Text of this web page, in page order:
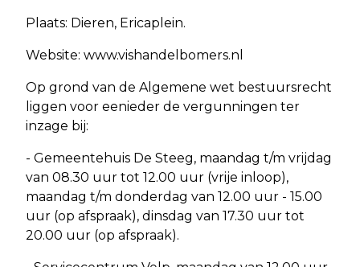
Plaats: Dieren, Ericaplein.
Website: www.vishandelbomers.nl
Op grond van de Algemene wet bestuursrecht
liggen voor eenieder de vergunningen ter
inzage bij:
- Gemeentehuis De Steeg, maandag t/m vrijdag
van 08.30 uur tot 12.00 uur (vrije inloop),
maandag t/m donderdag van 12.00 uur - 15.00
uur (op afspraak), dinsdag van 17.30 uur tot
20.00 uur (op afspraak).